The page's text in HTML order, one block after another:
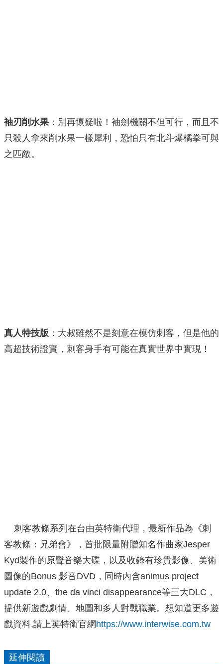
袖刃削水果 ：別再懷疑啦！袖劍機關不但可行，而且不
只殺人拿來削水果一樣犀利，恐怕只有北斗爆橘拳可與
之匹敵。
真人特技版 ：大叔雖然不是刻意在模仿刺客，但是他的
高超技術證實，刺客身手有可能在真實世界中實現！
刺客教條系列在台由英特衛代理，最新作品為《刺
客教條：兄弟會》，首批限量附贈知名作曲家Jesper
Kyd製作的原聲音樂大碟，以及收錄有珍貴影像、美術
圖像的Bonus 影音DVD，同時內含animus project
update 2.0、the da vinci disappearance等三大DLC，
提供新遊戲劇情、地圖和多人對戰職業。想知道更多遊
戲資料,請上英特衛官網https://www.interwise.com.tw
延伸閱讀